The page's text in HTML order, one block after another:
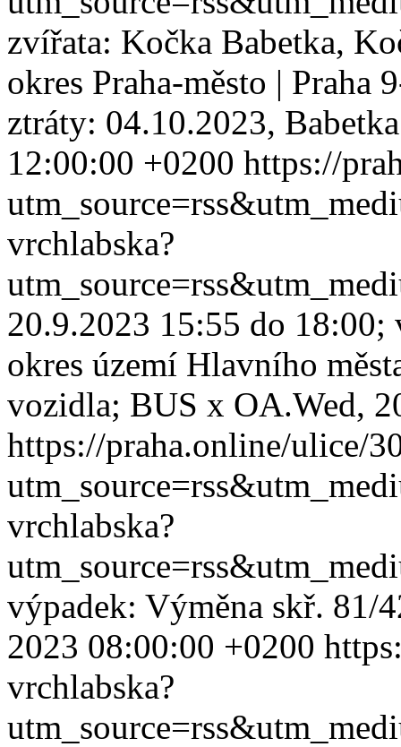
zvířata: Kočka Babetka,
okres Praha-město | Praha
ztráty: 04.10.2023,
12:00:00 +0200 https://
vrchlabska?
20.9.2023 15:55 do
okres území Hlavního
vozidla; BUS x OA.Wed,
https://praha.online/ulice/
vrchlabska?
výpadek: Výměna skř. 81/
2023 08:00:00 +0200
vrchlabska?